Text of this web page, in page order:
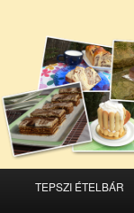
Tovább
Tovább
TEPSZI ÉTELBÁR